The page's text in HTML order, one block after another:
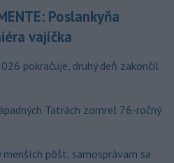
Poslankyňa
vajíčka
pokračuje, druhý deň zakončil
Tatrách zomrel 76-ročný
pôšt, samosprávam sa